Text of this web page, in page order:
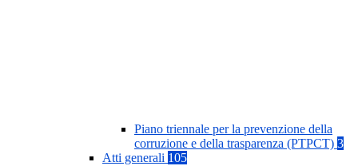
Piano triennale per la prevenzione della
corruzione e della trasparenza (PTPCT) 3
Atti generali 105